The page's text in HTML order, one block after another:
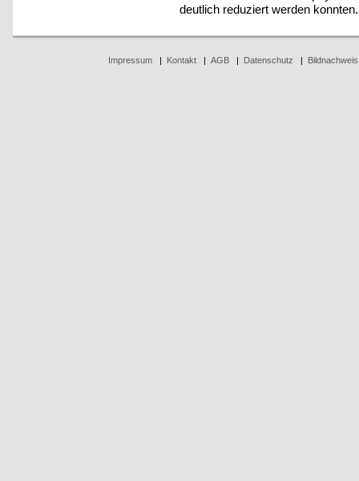
deutlich reduziert werden konnten.
Impressum| Kontakt| AGB| Datenschutz Bildnachweis